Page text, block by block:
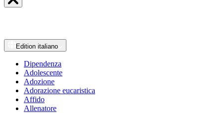
Edition italiano
Dipendenza
Adolescente
Adozione
Adorazione eucaristica
Affido
Allenatore